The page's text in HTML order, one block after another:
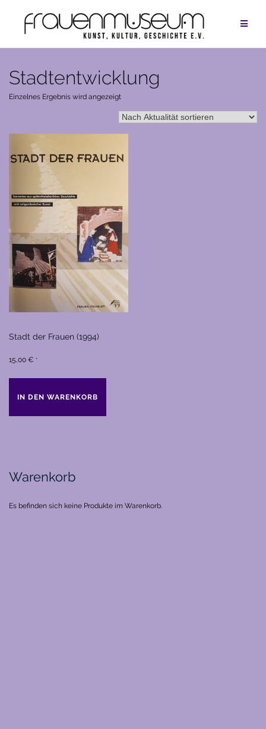
springen
Stadtentwicklung
Einzelnes Ergebnis wird angezeigt
Stadt der Frauen (1994)
15,00 € *
IN DEN WARENKORB
Warenkorb
Es befinden sich keine Produkte im Warenkorb.